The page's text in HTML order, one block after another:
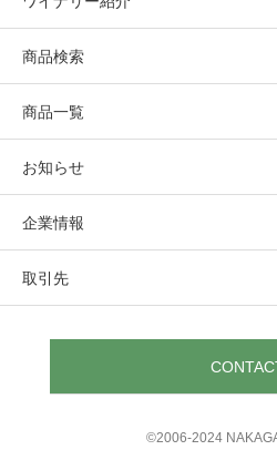
商品検索
商品一覧
お知らせ
企業情報
取引先
©︎2006-2024